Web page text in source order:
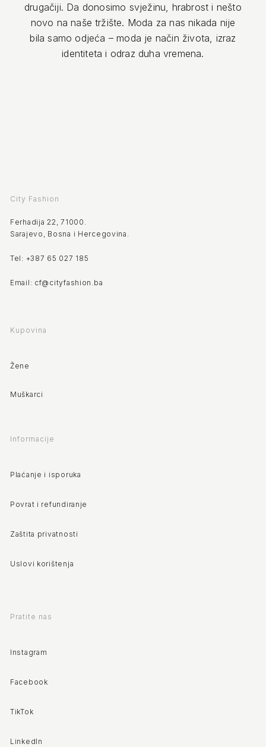
drugačiji. Da donosimo svježinu, hrabrost i nešto
novo na naše tržište. Moda za nas nikada nije
bila samo odjeća – moda je način života, izraz
identiteta i odraz duha vremena.
City Fashion
Ferhadija 22, 71000.
Sarajevo, Bosna i Hercegovina.
Tel: +387 65 027 185
Email: cf@cityfashion.ba
Kupovina
Žene
Muškarci
Informacije
Plaćanje i isporuka
Povrat i refundiranje
Zaštita privatnosti
Uslovi korištenja
Pratite nas
Instagram
Facebook
TikTok
LinkedIn